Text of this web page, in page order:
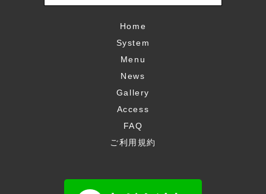
Home
System
Menu
News
Gallery
Access
FAQ
ご利用規約